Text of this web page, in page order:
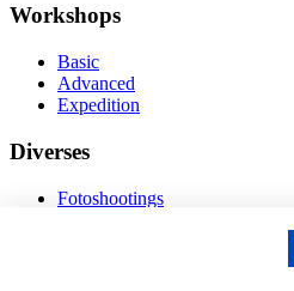
Workshops
Basic
Advanced
Expedition
Diverses
Fotoshootings